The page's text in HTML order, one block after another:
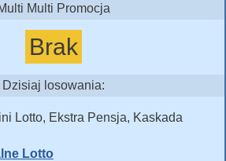
Multi Promocja
Brak
Dzisiaj losowania:
Lotto, Ekstra Pensja, Kaskada
Lotto